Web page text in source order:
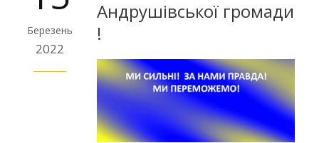
Березень
2022
Андрушівської громади
!